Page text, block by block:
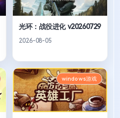
光环：战役进化 v20260729
2026-08-05
windows游戏